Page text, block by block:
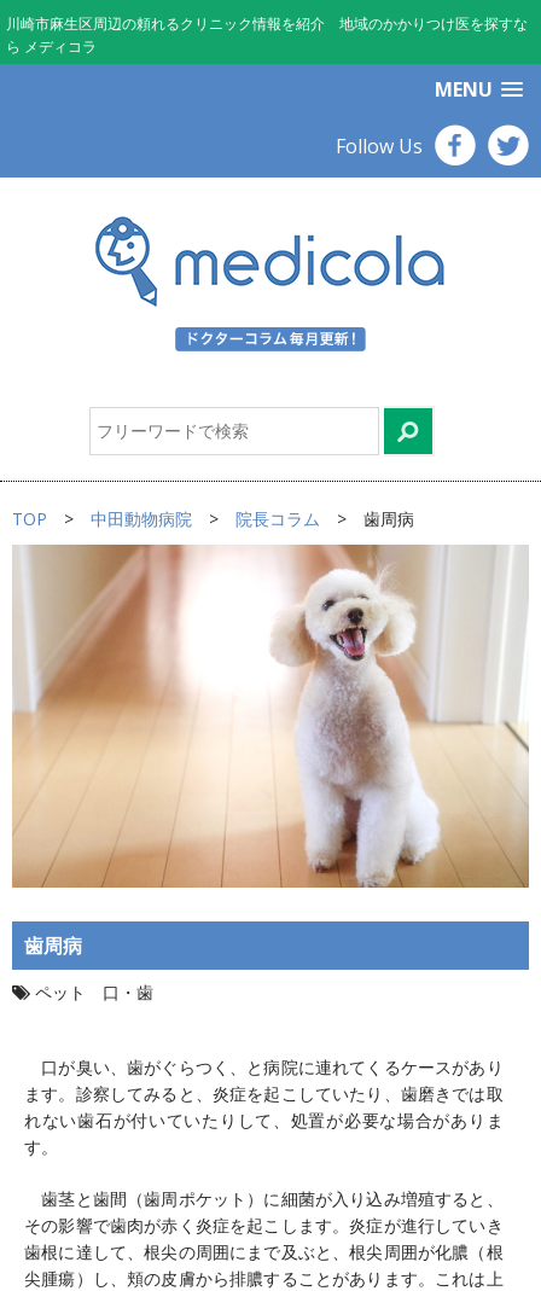
川崎市麻生区周辺の頼れるクリニック情報を紹介 地域のかかりつけ医を探すな
ら メディコラ
MENU
Follow Us
TOP 中田動物病院 院長コラム 歯周病
歯周病
ペット 口・歯
口が臭い、歯がぐらつく、と病院に連れてくるケースがあり
ます。診察してみると、炎症を起こしていたり、歯磨きでは取
れない歯石が付いていたりして、処置が必要な場合がありま
す。
歯茎と歯間（歯周ポケット）に細菌が入り込み増殖すると、
その影響で歯肉が赤く炎症を起こします。炎症が進行していき
歯根に達して、根尖の周囲にまで及ぶと、根尖周囲が化膿（根
尖腫瘍）し、頬の皮膚から排膿することがあります。これは上